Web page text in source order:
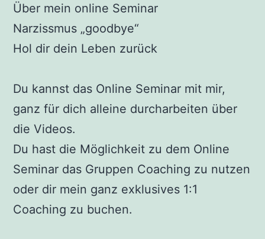
Über mein online Seminar
Narzissmus „goodbye“
Hol dir dein Leben zurück
Du kannst das Online Seminar mit mir,
ganz für dich alleine durcharbeiten über
die Videos.
Du hast die Möglichkeit zu dem Online
Seminar das Gruppen Coaching zu nutzen
oder dir mein ganz exklusives 1:1
Coaching zu buchen.